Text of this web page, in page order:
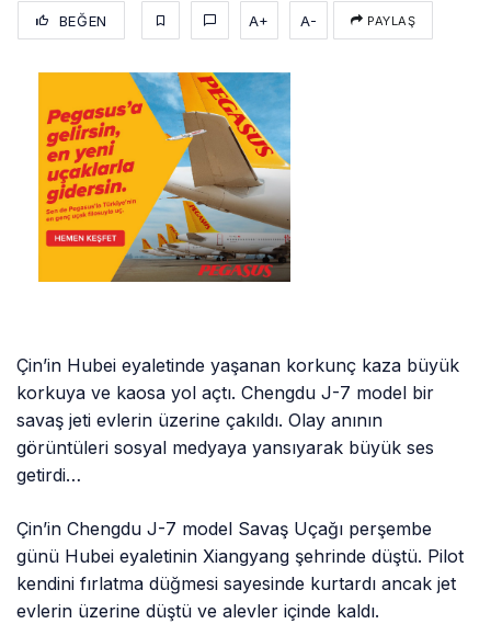
BEĞEN A+ A- PAYLAŞ
Çin’in Hubei eyaletinde yaşanan korkunç kaza büyük
korkuya ve kaosa yol açtı. Chengdu J-7 model bir
savaş jeti evlerin üzerine çakıldı. Olay anının
görüntüleri sosyal medyaya yansıyarak büyük ses
getirdi…
Çin’in Chengdu J-7 model Savaş Uçağı perşembe
günü Hubei eyaletinin Xiangyang şehrinde düştü. Pilot
kendini fırlatma düğmesi sayesinde kurtardı ancak jet
evlerin üzerine düştü ve alevler içinde kaldı.